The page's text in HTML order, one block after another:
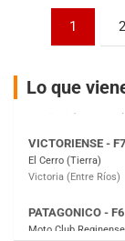
Paginación
entradas
1 2
Lo que
Parque de la
Villaguay (Entre Ríos)
Victoria (Entre Ríos)
Moto Club Reginense
Gral. E. Godoy (Río
Juventud Unida
Humboldt (Santa Fe)